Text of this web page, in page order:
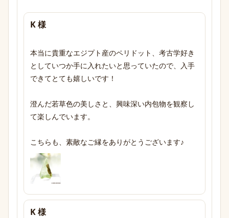
K 様
本当に貴重なエジプト産のペリドット、考古学好き
としていつか手に入れたいと思っていたので、入手
できてとても嬉しいです！
澄んだ若草色の美しさと、興味深い内包物を観察し
て楽しんでいます。
こちらも、素敵なご縁をありがとうございます♪
K 様